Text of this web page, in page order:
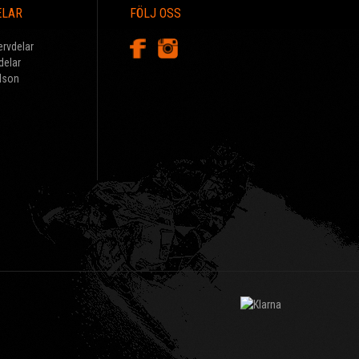
FÖLJ OSS